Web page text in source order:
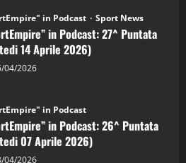
in Podcast: 27^ Puntata
14 Aprile 2026)
04/2026
in Podcast: 26^ Puntata
07 Aprile 2026)
04/2026